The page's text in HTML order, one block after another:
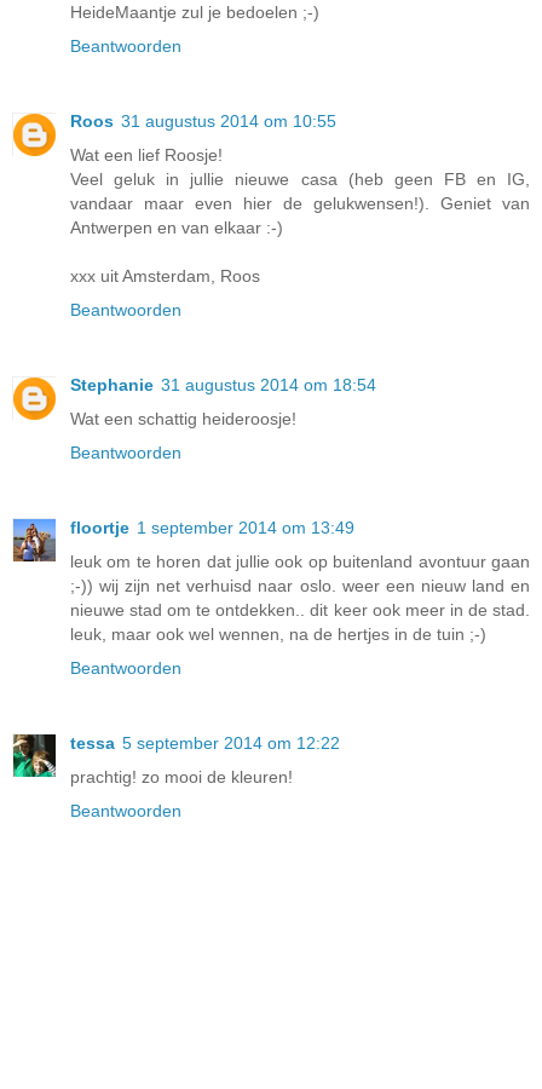
HeideMaantje zul je bedoelen ;-)
Beantwoorden
Roos 31 augustus 2014 om 10:55
Wat een lief Roosje!
Veel geluk in jullie nieuwe casa (heb geen FB en IG,
vandaar maar even hier de gelukwensen!). Geniet van
Antwerpen en van elkaar :-)
xxx uit Amsterdam, Roos
Beantwoorden
Stephanie 31 augustus 2014 om 18:54
Wat een schattig heideroosje!
Beantwoorden
floortje 1 september 2014 om 13:49
leuk om te horen dat jullie ook op buitenland avontuur gaan
;-)) wij zijn net verhuisd naar oslo. weer een nieuw land en
nieuwe stad om te ontdekken.. dit keer ook meer in de stad.
leuk, maar ook wel wennen, na de hertjes in de tuin ;-)
Beantwoorden
tessa 5 september 2014 om 12:22
prachtig! zo mooi de kleuren!
Beantwoorden